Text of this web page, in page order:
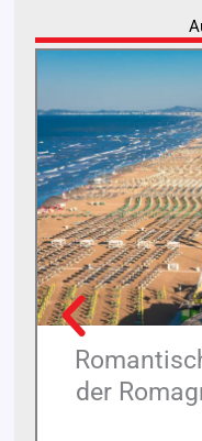
der